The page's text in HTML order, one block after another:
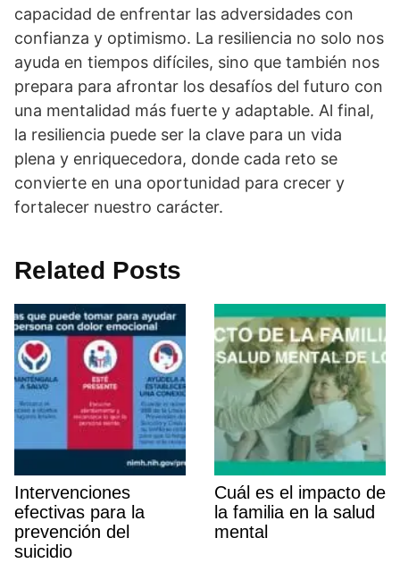
capacidad de enfrentar las adversidades con
confianza y optimismo. La resiliencia no solo nos
ayuda en tiempos difí­ciles, sino que también nos
prepara para afrontar los desafí­os del futuro con
una mentalidad más fuerte y adaptable. Al final,
la resiliencia puede ser la clave para un vida
plena y enriquecedora, donde cada reto se
convierte en una oportunidad para crecer y
fortalecer nuestro carácter.
Related Posts
Intervenciones
efectivas para la
prevención del
suicidio
Cuál es el impacto de
la familia en la salud
mental